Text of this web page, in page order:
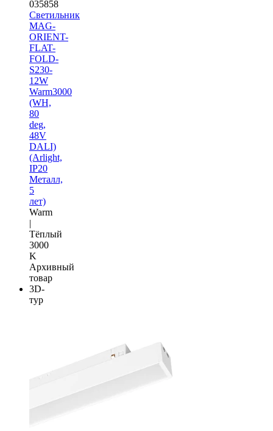
035858
Светильник
MAG-
ORIENT-
FLAT-
FOLD-
S230-
12W
Warm3000
(WH,
80
deg,
48V
DALI)
(Arlight,
IP20
Металл,
5
лет)
Warm
|
Тёплый
3000
K
Архивный
товар
3D-
тур